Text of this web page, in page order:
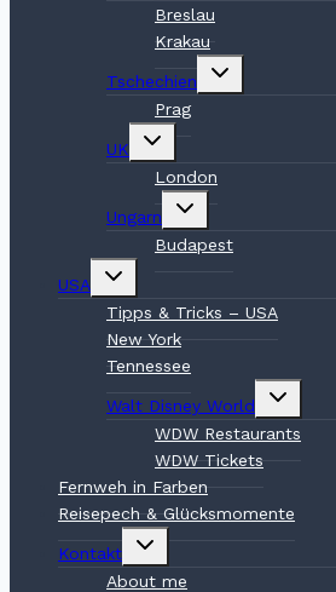
Breslau
Krakau
Tschechien
Untermenü
umschalten
Prag
UK
Untermenü
umschalten
London
Ungarn
Untermenü
umschalten
Budapest
USA
Untermenü
umschalten
Tipps & Tricks – USA
New York
Tennessee
Walt Disney World
Untermenü
umschalten
WDW Restaurants
WDW Tickets
Fernweh in Farben
Reisepech & Glücksmomente
Kontakt
Untermenü
umschalten
About me